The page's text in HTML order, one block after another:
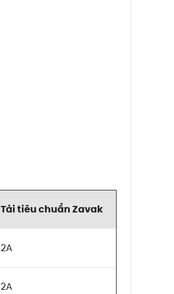
Tải tiêu chuẩn Zavak
2A
2A